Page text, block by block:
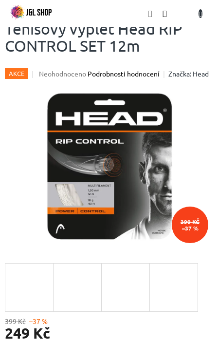
Přejít
obsahTenisový výplet Head RIP
CONTROL SET 12m
AKCE
Průměrné
produktu
0,0
hvězdiček.
Neohodnoceno Podrobnosti hodnocení Značka: Head
399 KČ
–37 %
399 Kč –37 %
249 Kč